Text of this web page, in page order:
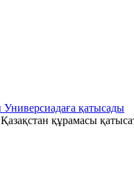
қатысады
құрамасы